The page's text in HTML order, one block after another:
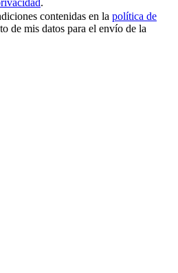
.
contenidas en la política de
de mis datos para el envío de la